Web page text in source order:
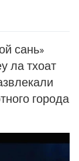
сань»
ла тхоат
города